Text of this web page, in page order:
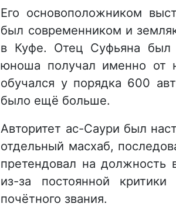
Его основоположником
был современником и
в Куфе. Отец Суфьяна был
юноша получал именно от
обучался у порядка 600
было ещё больше.
Авторитет ас-Саури был
отдельный масхаб,
претендовал на должность
из-за постоянной
почётного звания.